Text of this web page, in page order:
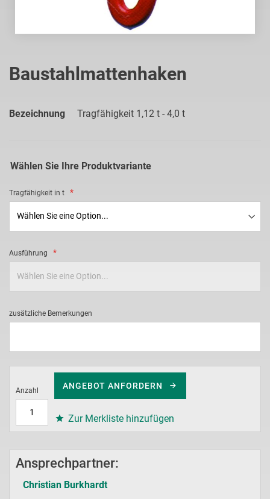
Baustahlmattenhaken
Bezeichnung Tragfähigkeit 1,12 t - 4,0 t
Wählen Sie Ihre Produktvariante
Tragfähigkeit in t
Ausführung
zusätzliche Bemerkungen
Anzahl
ANGEBOT ANFORDERN
Zur Merkliste hinzufügen
Ansprechpartner:
Christian Burkhardt
Anfang
der
springen